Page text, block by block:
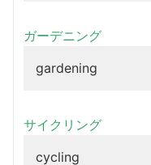
ガーデニング
gardening
サイクリング
cycling